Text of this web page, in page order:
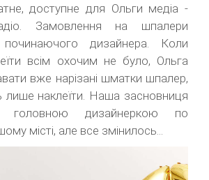
доступне для Ольги медіа -
Замовлення на шпалери
дизайнера. Коли
всім охочим не було, Ольга
вже нарізані шматки шпалер,
лише наклеїти. Наша засновниця
головною дизайнеркою по
місті, але все змінилось...